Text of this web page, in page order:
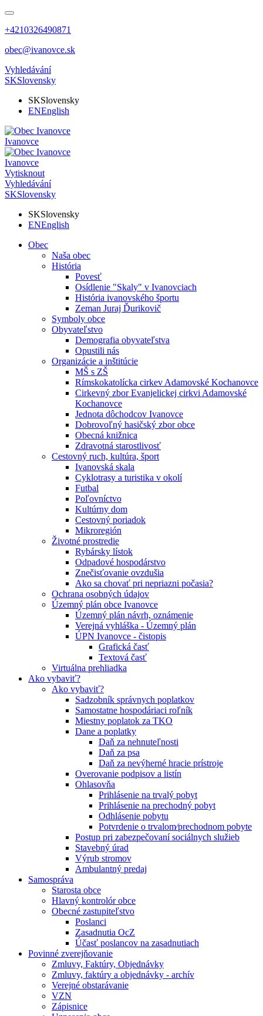
+4210326490871
obec@ivanovce.sk
Vyhledávání
SKSlovensky
SKSlovensky
ENEnglish
Ivanovce
Ivanovce
Vytisknout
Vyhledávání
SKSlovensky
SKSlovensky
ENEnglish
Obec
Naša obec
História
Povesť
Osídlenie "Skaly" v Ivanovciach
História ivanovského športu
Zeman Juraj Ďurikovič
Symboly obce
Obyvateľstvo
Demografia obyvateľstva
Opustili nás
Organizácie a inštitúcie
MŠ s ZŠ
Rímskokatolícka cirkev Adamovské Kochanovce
Cirkevný zbor Evanjelickej cirkvi Adamovské
Kochanovce
Jednota dôchodcov Ivanovce
Dobrovoľný hasičský zbor obce
Obecná knižnica
Zdravotná starostlivosť
Cestovný ruch, kultúra, šport
Ivanovská skala
Cyklotrasy a turistika v okolí
Futbal
Poľovníctvo
Kultúrny dom
Cestovný poriadok
Mikroregión
Životné prostredie
Rybársky lístok
Odpadové hospodárstvo
Znečisťovanie ovzdušia
Ako sa chovať pri nepriazni počasia?
Ochrana osobných údajov
Územný plán obce Ivanovce
Územný plán návrh, oznámenie
Verejná vyhláška - Územný plán
ÚPN Ivanovce - čistopis
Grafická časť
Textová časť
Virtuálna prehliadka
Ako vybaviť?
Ako vybaviť?
Sadzobník správnych poplatkov
Samostatne hospodáriaci roľník
Miestny poplatok za TKO
Dane a poplatky
Daň za nehnuteľnosti
Daň za psa
Daň za nevýherné hracie prístroje
Overovanie podpisov a listín
Ohlasovňa
Prihlásenie na trvalý pobyt
Prihlásenie na prechodný pobyt
Odhlásenie pobytu
Potvrdenie o trvalom⁄prechodnom pobyte
Postup pri zabezpečovaní sociálnych služieb
Stavebný úrad
Výrub stromov
Ambulantný predaj
Samospráva
Starosta obce
Hlavný kontrolór obce
Obecné zastupiteľstvo
Poslanci
Zasadnutia OcZ
Účasť poslancov na zasadnutiach
Povinné zverejňovanie
Zmluvy, Faktúry, Objednávky
Zmluvy, faktúry a objednávky - archív
Verejné obstarávanie
VZN
Zápisnice